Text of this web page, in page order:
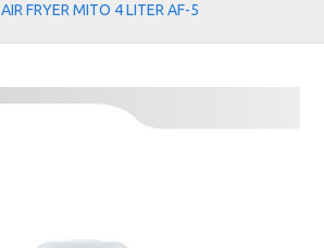
AIR FRYER MITO 4 LITER AF-5